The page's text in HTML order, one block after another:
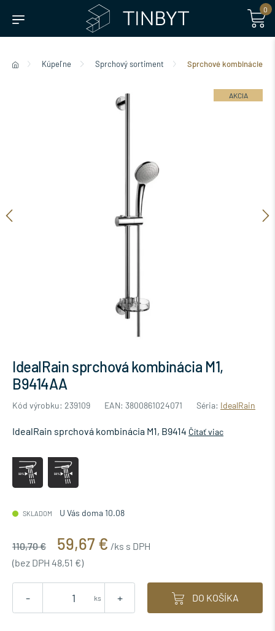
0
Kúpeľne Sprchový sortiment Sprchové kombinácie
IdealRain sprchová kombinácia M1,
B9414AA
Kód výrobku: 239109 EAN: 3800861024071 Séria: IdealRain
IdealRain sprchová kombinácia M1, B9414 Čítať viac
SKLADOM U Vás doma 10.08
110,70 € 59,67 € /ks s DPH
(bez DPH 48,51 €)
- +
ks DO KOŠÍKA
AKCIA